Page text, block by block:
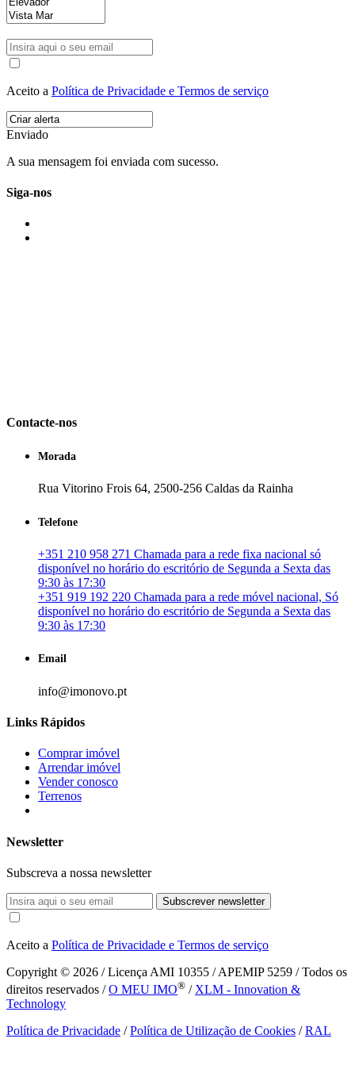
Aceito a Política de Privacidade e Termos de serviço
Enviado
A sua mensagem foi enviada com sucesso.
Siga-nos
Contacte-nos
Morada
Rua Vitorino Frois 64, 2500-256 Caldas da Rainha
Telefone
+351 210 958 271 Chamada para a rede fixa nacional só
disponível no horário do escritório de Segunda a Sexta das
9:30 às 17:30
+351 919 192 220 Chamada para a rede móvel nacional, Só
disponível no horário do escritório de Segunda a Sexta das
9:30 às 17:30
Email
info@imonovo.pt
Links Rápidos
Comprar imóvel
Arrendar imóvel
Vender conosco
Terrenos
Newsletter
Subscreva a nossa newsletter
Subscrever newsletter
Aceito a Política de Privacidade e Termos de serviço
Copyright © 2026 / Licença AMI 10355 / APEMIP 5259 / Todos os
direitos reservados /O MEU IMO® / XLM - Innovation &
Technology
Política de Privacidade /Política de Utilização de Cookies /RAL